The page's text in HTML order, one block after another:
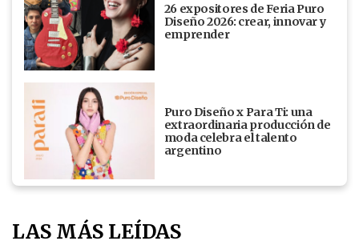
26 expositores de Feria Puro
Diseño 2026: crear, innovar y
emprender
Puro Diseño x Para Ti: una
extraordinaria producción de
moda celebra el talento
argentino
LAS MÁS LEÍDAS